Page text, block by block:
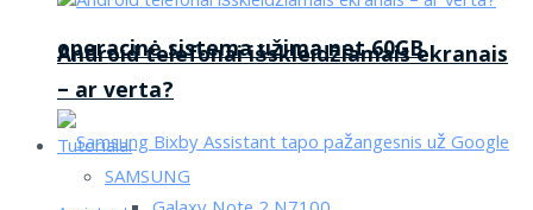
operacinė sistema užima net 60GB
Android telefonai išskleidžiamais ekranais
– ar verta?
Tutorialai
SAMSUNG